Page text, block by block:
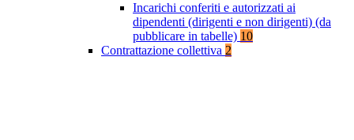
Incarichi conferiti e autorizzati ai
dipendenti (dirigenti e non dirigenti) (da
pubblicare in tabelle) 10
Contrattazione collettiva 2